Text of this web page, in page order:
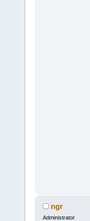
ngr
Administrator